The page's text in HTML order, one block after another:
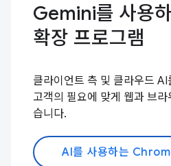
Gemini를 사용
확장 프로그램
클라이언트 측 및 클라우드
고객의 필요에 맞게 웹과 브
습니다.